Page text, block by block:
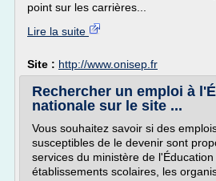
point sur les carrières...
Lire la suite
Site : http://www.onisep.fr
Rechercher un emploi à
nationale sur le site ...
Vous souhaitez savoir si des
susceptibles de le devenir sont
services du ministère de
établissements scolaires, les